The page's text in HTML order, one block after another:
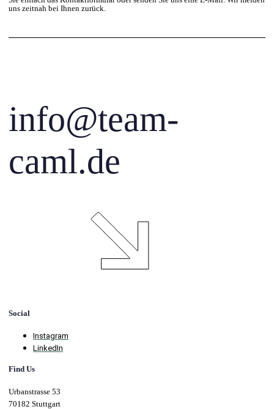
uns zeitnah bei Ihnen zurück.
info@team-
caml.de
Social
Instagram
LinkedIn
Find Us
Urbanstrasse 53
70182 Stuttgart